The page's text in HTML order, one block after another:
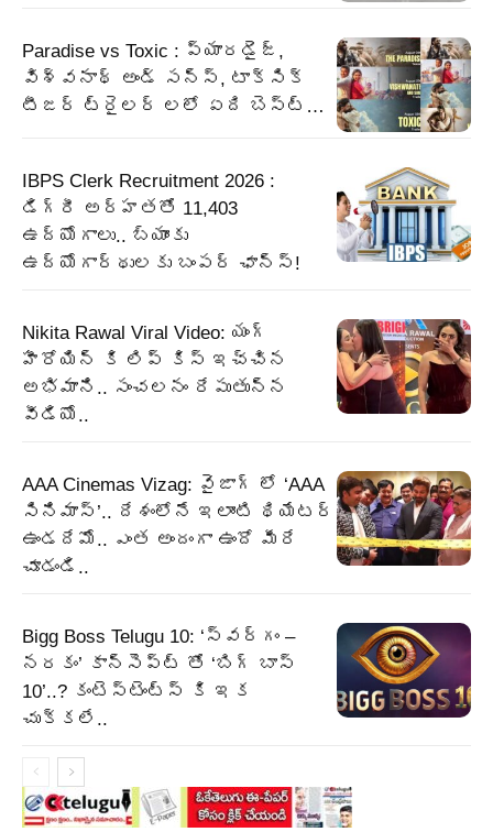
Paradise vs Toxic : ప్యారడైజ్,
విశ్వనాథ్ అండ్ సన్స్, టాక్సిక్
టీజర్ ట్రైలర్ లలో ఏది బెస్ట్…
IBPS Clerk Recruitment 2026 :
డిగ్రీ అర్హతతో 11,403
ఉద్యోగాలు.. బ్యాంకు
ఉద్యోగార్థులకు బంపర్‌ ఛాన్స్‌!
Nikita Rawal Viral Video: యంగ్
హీరోయిన్ కి లిప్ కిస్ ఇచ్చిన
అభిమాని.. సంచలనం రేపుతున్న
వీడియో..
AAA Cinemas Vizag: వైజాగ్ లో ‘AAA
సినిమాస్’.. దేశంలోనే ఇలాంటి థియేటర్
ఉండదేమో.. ఎంత అందంగా ఉందో మీరే
చూడండి..
Bigg Boss Telugu 10: ‘స్వర్గం –
నరకం’ కాన్సెప్ట్ తో ‘బిగ్ బాస్
10’..? కంటెస్టెంట్స్ కి ఇక
చుక్కలే..